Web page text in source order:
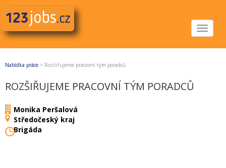
Toggle
Nabídka práce > Rozšiřujeme pracovní tým poradců
ROZŠIŘUJEME PRACOVNÍ TÝM PORADCŮ
Monika Peršalová
Středočeský kraj
Brigáda